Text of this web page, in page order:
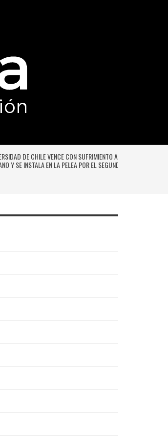
LA LLUVIA NO DA TREGUA: PRONOSTICAN UN NUEVO SISTEMA
FRONTAL PARA SANTIAGO A COMIENZOS DE LA PRÓXIMA